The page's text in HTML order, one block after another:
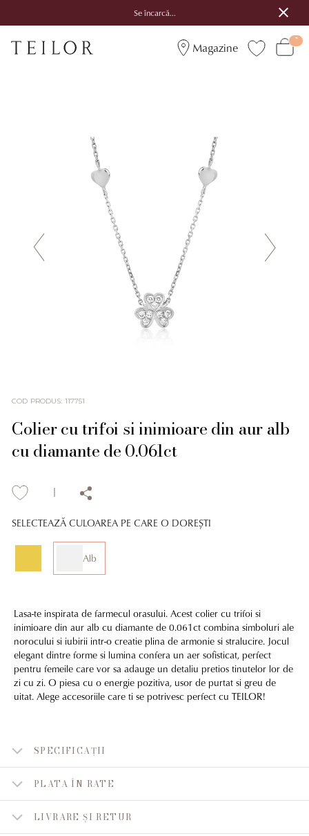
Se încarcă...
Magazine
COD PRODUS: 117751
Colier cu trifoi si inimioare din aur alb
cu diamante de 0.061ct
SELECTEAZĂ CULOAREA PE CARE O DOREȘTI
Alb
Lasa-te inspirata de farmecul orasului. Acest colier cu trifoi si
inimioare din aur alb cu diamante de 0.061ct combina simboluri ale
norocului si iubirii intr-o creatie plina de armonie si stralucire. Jocul
elegant dintre forme si lumina confera un aer sofisticat, perfect
pentru femeile care vor sa adauge un detaliu pretios tinutelor lor de
zi cu zi. O piesa cu o energie pozitiva, usor de purtat si greu de
uitat. Alege accesoriile care ti se potrivesc perfect cu TEILOR!
SPECIFICAȚII
PLATA ÎN RATE
LIVRARE ȘI RETUR